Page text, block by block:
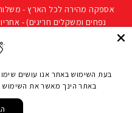
להמשך
נפחים ומשקלים חריגים) - אחריות יבואן
עמוד הבית/ציוד כושר ביתי/ציוד
באתר הינך מאשר את השימוש